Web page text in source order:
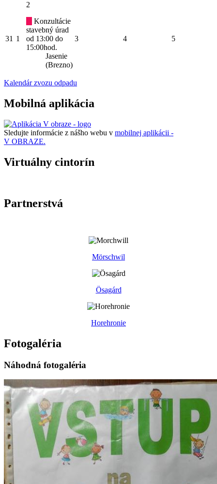
31 1
2
Konzultácie
stavebný úrad
od 13:00 do
15:00hod.
Jasenie
(Brezno)
3 4 5
Kalendár zvozu odpadu
Mobilná aplikácia
Sledujte informácie z nášho webu v mobilnej aplikácii -
V OBRAZE.
Virtuálny cintorín
Partnerstvá
Mörschwil
Ösagárd
Horehronie
Fotogaléria
Náhodná fotogaléria